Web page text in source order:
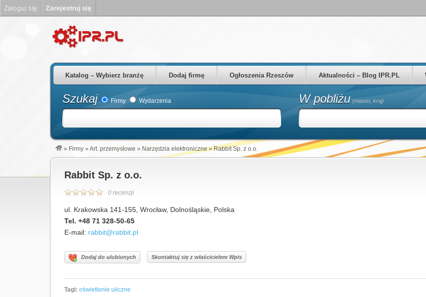
Katalog – Wybierz branżę Dodaj firmę Ogłoszenia Rzeszów Aktualności – Blog IPR.PL
Szukaj Firmy Wydarzenia W pobliżu (miasto, kraj)
» Firmy » Art. przemysłowe » Narzędzia elektroniczne » Rabbit Sp. z o.o.
Rabbit Sp. z o.o.
0 recenzji
ul. Krakowska 141-155, Wrocław, Dolnośląskie, Polska
Tel. +48 71 328-50-65
E-mail: rabbit@rabbit.pl
Dodaj do ulubionych Skontaktuj się z właścicielem Wpis
Tagi: oświetlenie uliczne
Zaloguj się Zarejestruj się